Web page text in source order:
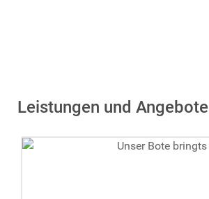
Leistungen und Angebote